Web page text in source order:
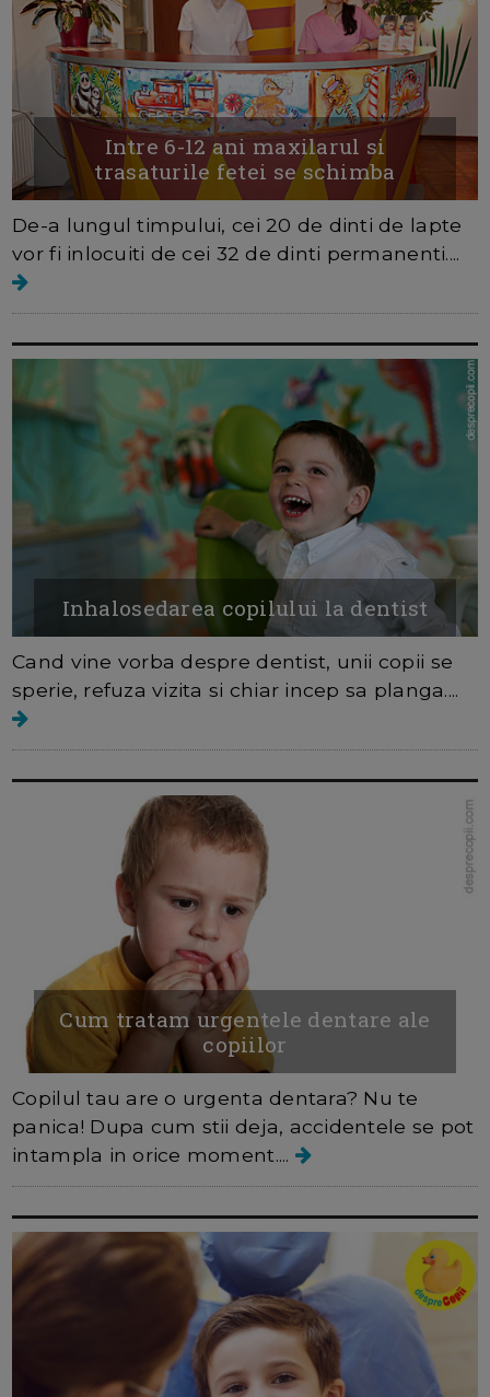
Intre 6-12 ani maxilarul si
trasaturile fetei se schimba
De-a lungul timpului, cei 20 de dinti de lapte
vor fi inlocuiti de cei 32 de dinti permanenti....
Inhalosedarea copilului la dentist
Cand vine vorba despre dentist, unii copii se
sperie, refuza vizita si chiar incep sa planga....
Cum tratam urgentele dentare ale
copiilor
Copilul tau are o urgenta dentara? Nu te
panica! Dupa cum stii deja, accidentele se pot
intampla in orice moment....